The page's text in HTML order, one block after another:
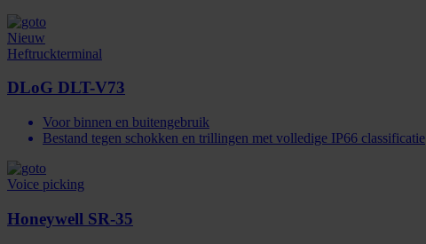
Nieuw
Heftruckterminal
DLoG DLT-V73
Voor binnen en buitengebruik
Bestand tegen schokken en trillingen met volledige IP66 classificatie
Voice picking
Honeywell SR-35